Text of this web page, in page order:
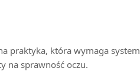
praktyka, która wymaga
na sprawność oczu.